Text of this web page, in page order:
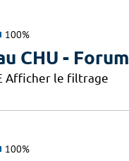
100%
CHU - Forum
Afficher le filtrage
100%